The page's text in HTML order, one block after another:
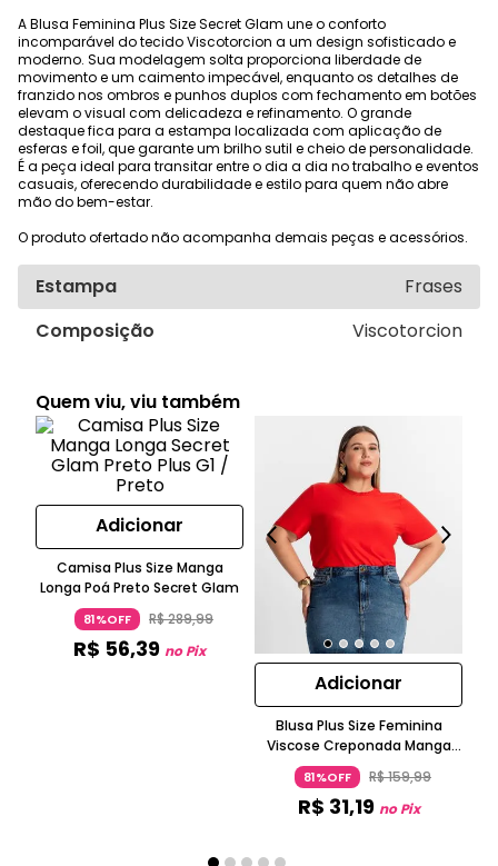
A Blusa Feminina Plus Size Secret Glam une o conforto
incomparável do tecido Viscotorcion a um design sofisticado e
moderno. Sua modelagem solta proporciona liberdade de
movimento e um caimento impecável, enquanto os detalhes de
franzido nos ombros e punhos duplos com fechamento em botões
elevam o visual com delicadeza e refinamento. O grande
destaque fica para a estampa localizada com aplicação de
esferas e foil, que garante um brilho sutil e cheio de personalidade.
É a peça ideal para transitar entre o dia a dia no trabalho e eventos
casuais, oferecendo durabilidade e estilo para quem não abre
mão do bem-estar.
O produto ofertado não acompanha demais peças e acessórios.
Estampa
Frases
Composição
Viscotorcion
Quem viu, viu também
Adicionar
Camisa Plus Size Manga
Longa Poá Preto Secret Glam
81%OFF R$289,99
R$ 56,39 no Pix
Adicionar
Blusa Plus Size Feminina
Viscose Creponada Manga
Curta Laranja Secret Glam
81%OFF R$159,99
R$ 31,19 no Pix